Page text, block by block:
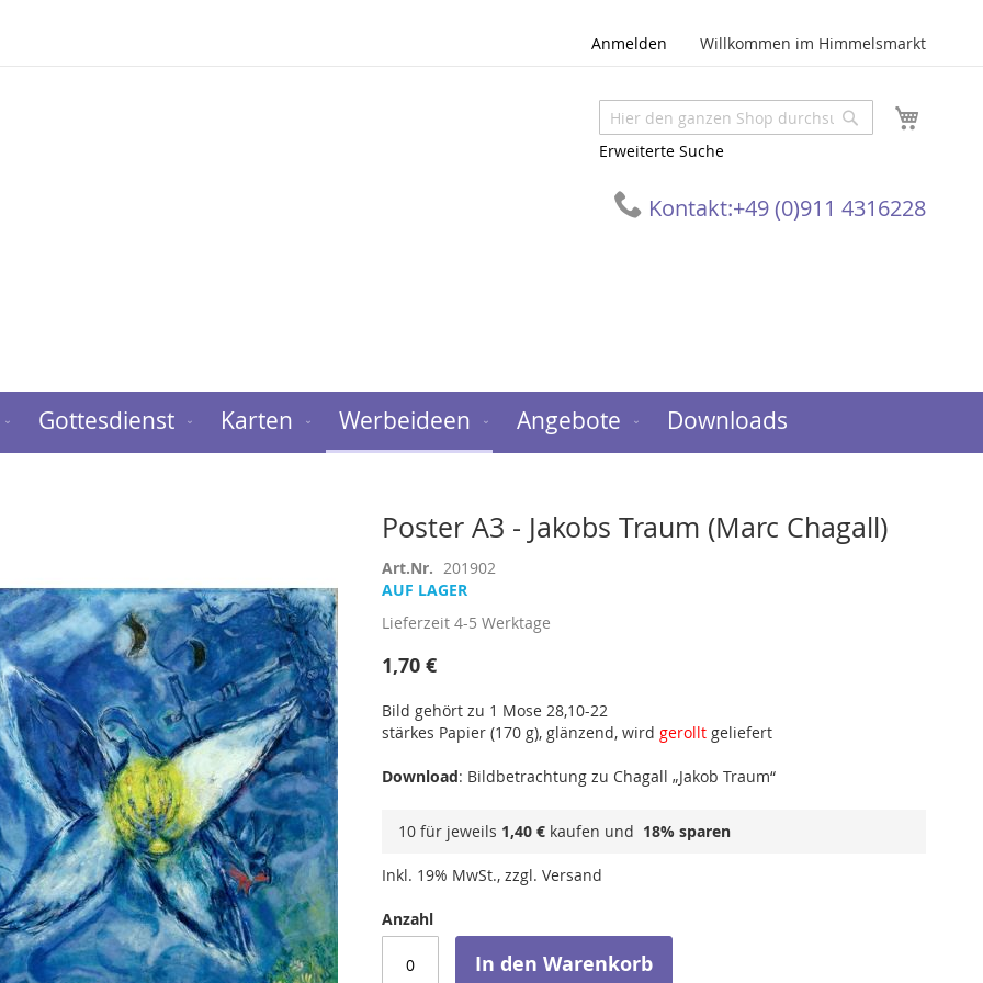
Anmelden Willkommen im Himmelsmarkt
Suche
Erweiterte Suche
Suche
Kontakt:+49 (0)911 4316228
Gottesdienst Karten Werbeideen Angebote Downloads
Poster A3 - Jakobs Traum (Marc Chagall)
Art.Nr. 201902
AUF LAGER
Lieferzeit 4-5 Werktage
1,70 €
Bild gehört zu 1 Mose 28,10-22
stärkes Papier (170 g), glänzend, wird gerollt geliefert
Download: Bildbetrachtung zu Chagall „Jakob Traum“
10 für jeweils 1,40 € kaufen und 18% sparen
Inkl. 19% MwSt., zzgl. Versand
Anzahl
In den Warenkorb